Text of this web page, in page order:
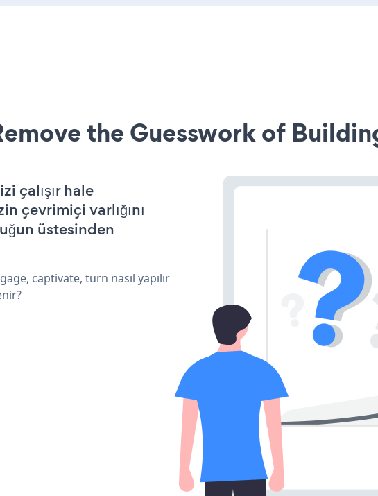
the Guesswork of
çalışır hale
çevrimiçi varlığını
üstesinden
captivate, turn nasıl yapılır